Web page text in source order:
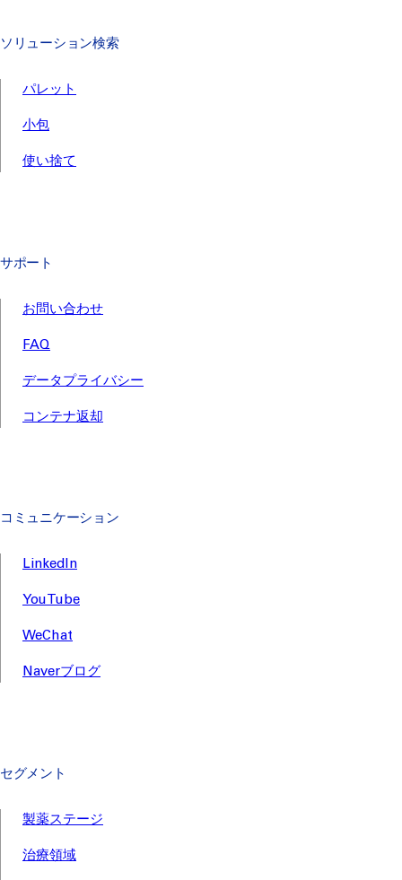
ソリューション検索
パレット
小包
使い捨て
サポート
お問い合わせ
FAQ
データプライバシー
コンテナ返却
コミュニケーション
LinkedIn
YouTube
WeChat
Naverブログ
セグメント
製薬ステージ
治療領域